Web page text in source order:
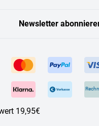
19,95€
Newsletter